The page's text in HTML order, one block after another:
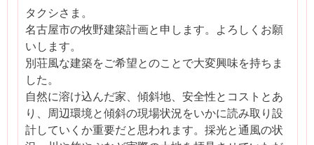
タクシさま。
名古屋市の牧野建築計画と申します。よろしくお願
いします。
別荘風な建築をご希望とのことで大変興味を持ちま
した。
自然に溶け込んだ家、傾斜地、安全性とコストとあ
り、周辺環境と傾斜の現場状況をいかに読み取り設
計していくか重要だと思われます。採光と通風の状